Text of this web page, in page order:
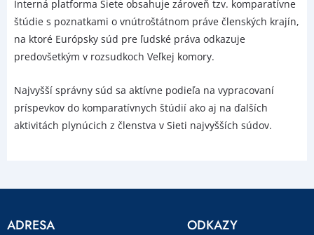
Interná platforma Siete obsahuje zároveň tzv. komparatívne
štúdie s poznatkami o vnútroštátnom práve členských krajín,
na ktoré Európsky súd pre ľudské práva odkazuje
predovšetkým v rozsudkoch Veľkej komory.
Najvyšší správny súd sa aktívne podieľa na vypracovaní
príspevkov do komparatívnych štúdií ako aj na ďalších
aktivitách plynúcich z členstva v Sieti najvyšších súdov.
ADRESA ODKAZY